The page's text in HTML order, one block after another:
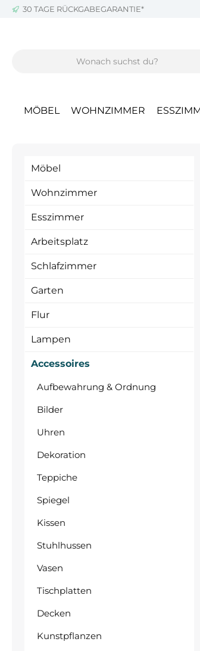
Hauptinhalt springen
Zur Suche springen
Zur Hauptnavigation springen
30 TAGE RÜCKGABEGARANTIE*
MÖBEL WOHNZIMMER
Möbel
Wohnzimmer
Esszimmer
Arbeitsplatz
Schlafzimmer
Garten
Flur
Lampen
Accessoires
Aufbewahrung & Ordnung
Bilder
Uhren
Dekoration
Teppiche
Spiegel
Kissen
Stuhlhussen
Vasen
Tischplatten
Decken
Kunstpflanzen